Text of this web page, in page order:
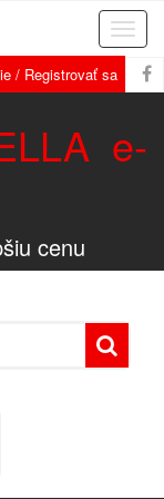
/ Registrovať sa
e-
cenu